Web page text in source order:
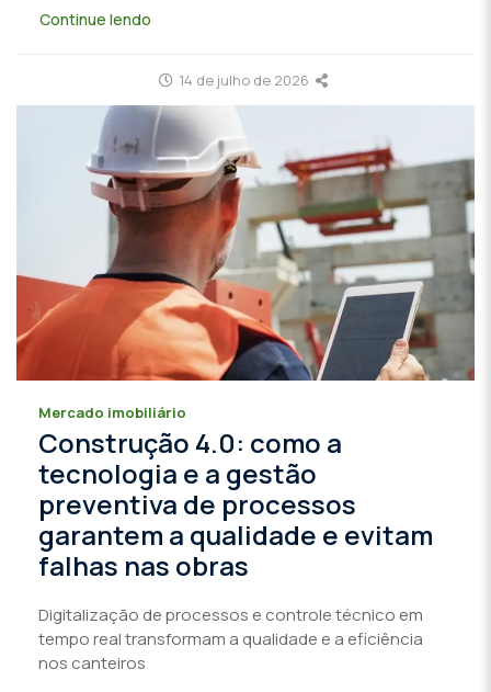
Continue lendo
14 de julho de 2026
Mercado imobiliário
Construção 4.0: como a
tecnologia e a gestão
preventiva de processos
garantem a qualidade e evitam
falhas nas obras
Digitalização de processos e controle técnico em
tempo real transformam a qualidade e a eficiência
nos canteiros